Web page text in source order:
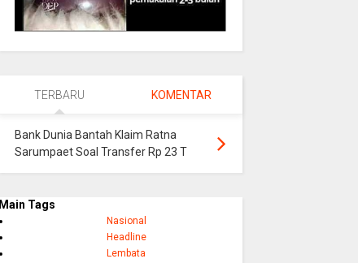
TERBARU KOMENTAR
Bank Dunia Bantah Klaim Ratna
Sarumpaet Soal Transfer Rp 23 T
Main Tags
Nasional
Headline
Lembata